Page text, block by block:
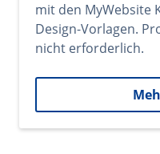
mit den MyWebsite
Design-Vorlagen.
nicht erforderlich.